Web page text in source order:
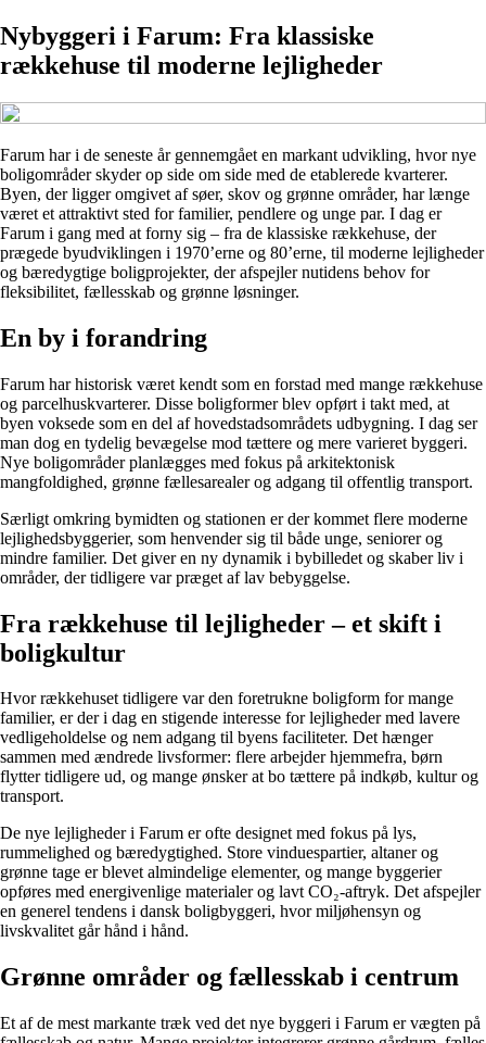
Nybyggeri i Farum: Fra klassiske
rækkehuse til moderne lejligheder
Farum har i de seneste år gennemgået en markant udvikling, hvor nye
boligområder skyder op side om side med de etablerede kvarterer.
Byen, der ligger omgivet af søer, skov og grønne områder, har længe
været et attraktivt sted for familier, pendlere og unge par. I dag er
Farum i gang med at forny sig – fra de klassiske rækkehuse, der
prægede byudviklingen i 1970’erne og 80’erne, til moderne lejligheder
og bæredygtige boligprojekter, der afspejler nutidens behov for
fleksibilitet, fællesskab og grønne løsninger.
En by i forandring
Farum har historisk været kendt som en forstad med mange rækkehuse
og parcelhuskvarterer. Disse boligformer blev opført i takt med, at
byen voksede som en del af hovedstadsområdets udbygning. I dag ser
man dog en tydelig bevægelse mod tættere og mere varieret byggeri.
Nye boligområder planlægges med fokus på arkitektonisk
mangfoldighed, grønne fællesarealer og adgang til offentlig transport.
Særligt omkring bymidten og stationen er der kommet flere moderne
lejlighedsbyggerier, som henvender sig til både unge, seniorer og
mindre familier. Det giver en ny dynamik i bybilledet og skaber liv i
områder, der tidligere var præget af lav bebyggelse.
Fra rækkehuse til lejligheder – et skift i
boligkultur
Hvor rækkehuset tidligere var den foretrukne boligform for mange
familier, er der i dag en stigende interesse for lejligheder med lavere
vedligeholdelse og nem adgang til byens faciliteter. Det hænger
sammen med ændrede livsformer: flere arbejder hjemmefra, børn
flytter tidligere ud, og mange ønsker at bo tættere på indkøb, kultur og
transport.
De nye lejligheder i Farum er ofte designet med fokus på lys,
rummelighed og bæredygtighed. Store vinduespartier, altaner og
grønne tage er blevet almindelige elementer, og mange byggerier
opføres med energivenlige materialer og lavt CO₂-aftryk. Det afspejler
en generel tendens i dansk boligbyggeri, hvor miljøhensyn og
livskvalitet går hånd i hånd.
Grønne områder og fællesskab i centrum
Et af de mest markante træk ved det nye byggeri i Farum er vægten på